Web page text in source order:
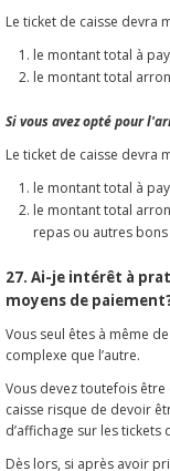
Le ticket de caisse devra
le montant total à
le montant total
Si vous avez opté pour
Le ticket de caisse devra
le montant total à
le montant total
repas ou autres
27. Ai-je intérêt à
moyens de
Vous seul êtes à même
complexe que l’autre.
Vous devez toutefois être
caisse risque de devoir
d’affichage sur les tickets
Dès lors, si après avoir